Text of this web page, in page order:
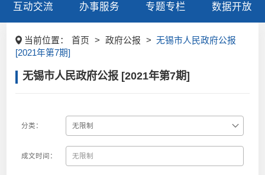
互动交流 办事服务 专题专栏 数据开放
当前位置： 首页 > 政府公报 > 无锡市人民政府公报
[2021年第7期]
无锡市人民政府公报 [2021年第7期]
分类：
成文时间：